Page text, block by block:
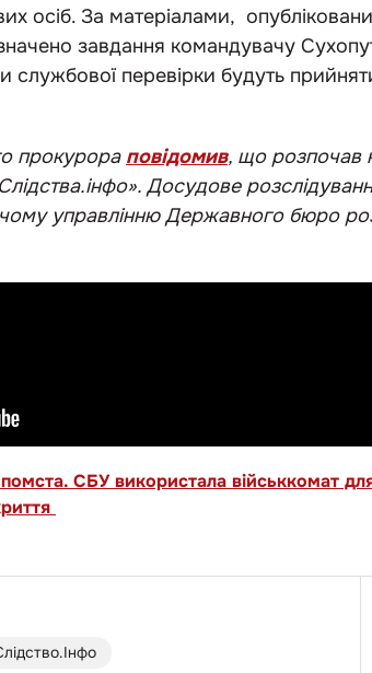
осіб. За матеріалами,
завдання командувачу
службової перевірки будуть
прокурора повідомив, що розпочав
Досудове
управлінню Державного бюро
СБУ використала військкомат